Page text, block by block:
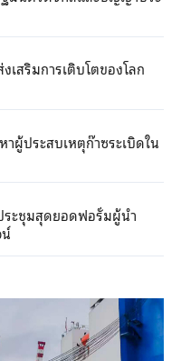
เสริมการเติบโตของโลก
าผู้ประสบเหตุก๊าซระเบิดใน
ระชุมสุดยอดฟอรั่มผู้นำ